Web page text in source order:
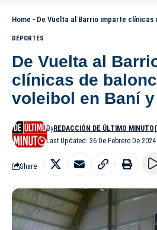
Home - De Vuelta al Barrio imparte clínicas de
DEPORTES
De Vuelta al
clínicas de
voleibol en Baní y
Last Updated: 26 De Febrero De
ByREDACCIÓN DE ÚLTIMO MINUTO
Share